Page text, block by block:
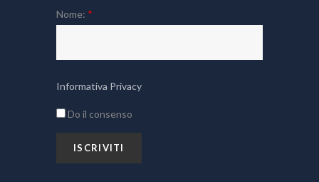
Nome: *
Informativa Privacy
Do il consenso